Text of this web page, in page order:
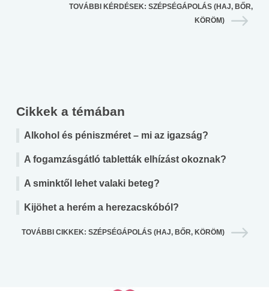
TOVÁBBI KÉRDÉSEK: SZÉPSÉGÁPOLÁS (HAJ, BŐR,
KÖRÖM)
Cikkek a témában
Alkohol és péniszméret – mi az igazság?
A fogamzásgátló tabletták elhízást okoznak?
A sminktől lehet valaki beteg?
Kijöhet a herém a herezacskóból?
TOVÁBBI CIKKEK: SZÉPSÉGÁPOLÁS (HAJ, BŐR, KÖRÖM)